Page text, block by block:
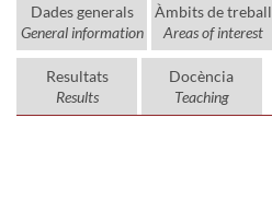
Dades generals
General information
Àmbits de treball
Areas of interest
Resultats
Results
Docència
Teaching